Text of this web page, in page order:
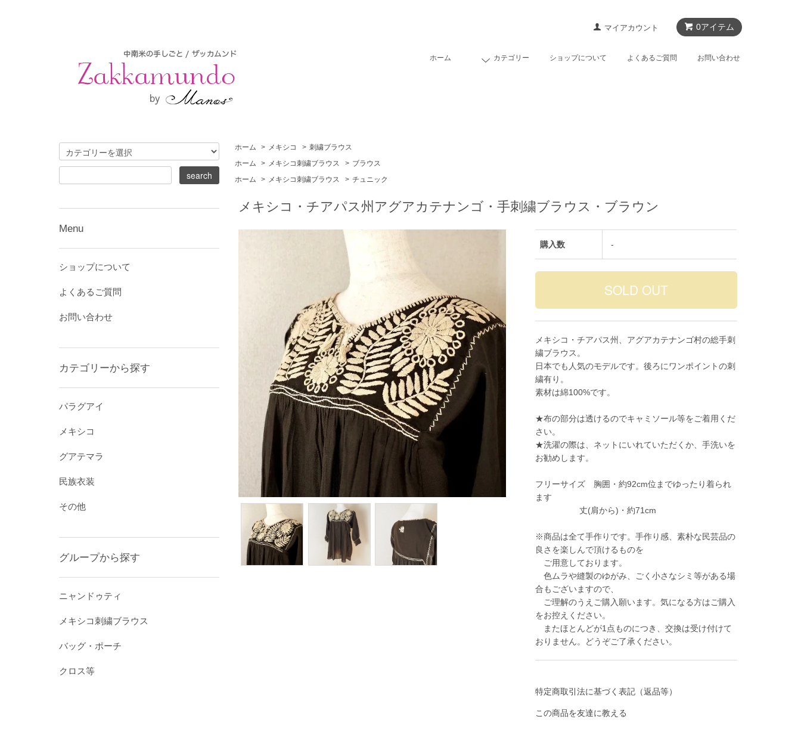
0アイテム
マイアカウント
ホーム カテゴリー ショップについて よくあるご質問 お問い合わせ
ホーム > メキシコ > 刺繍ブラウス
ホーム
> メキシコ刺繍ブラウス > ブラウス
ホーム
> メキシコ刺繍ブラウス > チュニック
メキシコ・チアパス州アグアカテナンゴ・手刺繍ブラウス・ブラウン
購入数 -
メキシコ・チアパス州、アグアカテナンゴ村の総手刺
繍ブラウス。
日本でも人気のモデルです。後ろにワンポイントの刺
繍有り。
素材は綿100%です。
★布の部分は透けるのでキャミソール等をご着用くだ
さい。
★洗濯の際は、ネットにいれていただくか、手洗いを
お勧めします。
フリーサイズ 胸囲・約92cm位までゆったり着られ
ます
丈(肩から)・約71cm
※商品は全て手作りです。手作り感、素朴な民芸品の
良さを楽しんで頂けるものを
ご用意しております。
色ムラや縫製のゆがみ、ごく小さなシミ等がある場
合もございますので、
ご理解のうえご購入願います。気になる方はご購入
をお控えください。
またほとんどが1点ものにつき、交換は受け付けて
おりません。どうぞご了承ください。
特定商取引法に基づく表記（返品等）
この商品を友達に教える
Menu
ショップについて
よくあるご質問
お問い合わせ
カテゴリーから探す
パラグアイ
メキシコ
グアテマラ
民族衣装
その他
グループから探す
ニャンドゥティ
メキシコ刺繍ブラウス
バッグ・ポーチ
クロス等